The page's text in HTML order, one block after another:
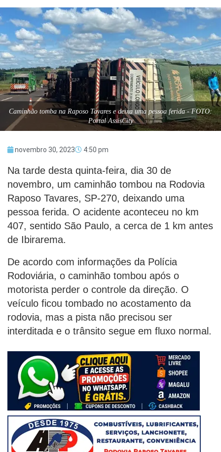
Caminhão tomba na Raposo Tavares e deixa uma pessoa ferida - FOTO:
Portal AssisCity
novembro 30, 2023 4:50 pm
Na tarde desta quinta-feira, dia 30 de
novembro, um caminhão tombou na Rodovia
Raposo Tavares, SP-270, deixando uma
pessoa ferida. O acidente aconteceu no km
407, sentido São Paulo, a cerca de 1 km antes
de Ibirarema.
De acordo com informações da Polícia
Rodoviária, o caminhão tombou após o
motorista perder o controle da direção. O
veículo ficou tombado no acostamento da
rodovia, mas a pista não precisou ser
interditada e o trânsito segue em fluxo normal.